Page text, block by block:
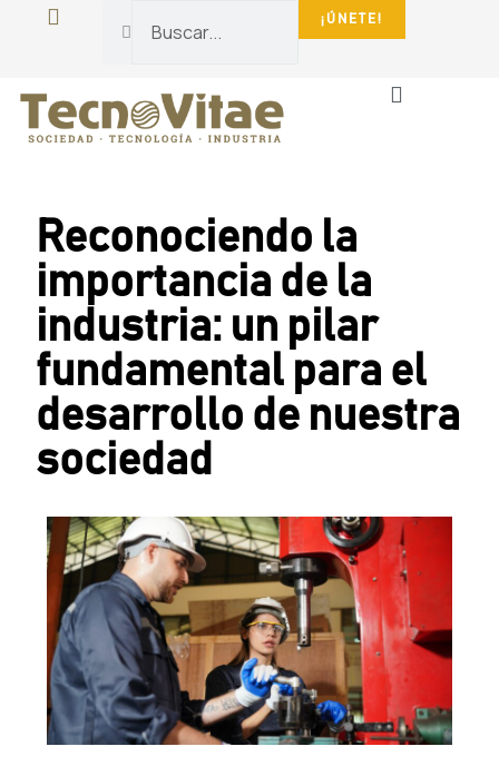
¡ÚNETE!
Reconociendo la
importancia de la
industria: un pilar
fundamental para el
desarrollo de nuestra
sociedad